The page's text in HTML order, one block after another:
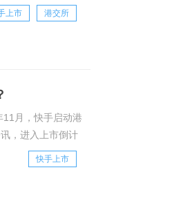
亿港元。其
此
上市 港交所
11月，快手启动港
，进入上市倒计
到约420亿港元，
牌上市，而就在
快手上市